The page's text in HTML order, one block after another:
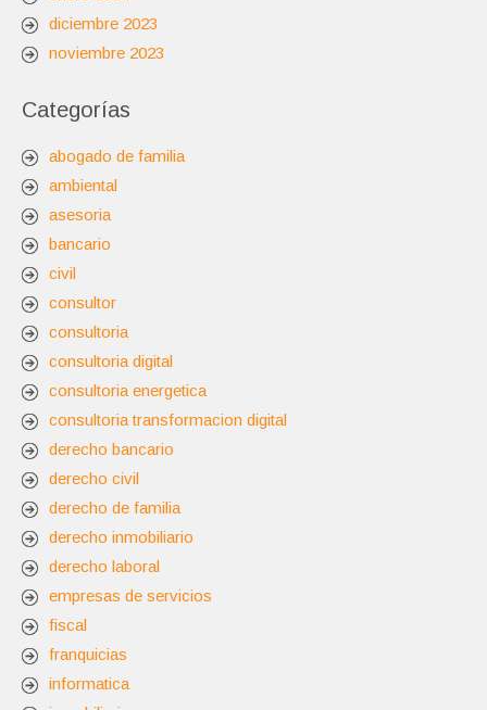
diciembre 2023
noviembre 2023
Categorías
abogado de familia
ambiental
asesoria
bancario
civil
consultor
consultoria
consultoria digital
consultoria energetica
consultoria transformacion digital
derecho bancario
derecho civil
derecho de familia
derecho inmobiliario
derecho laboral
empresas de servicios
fiscal
franquicias
informatica